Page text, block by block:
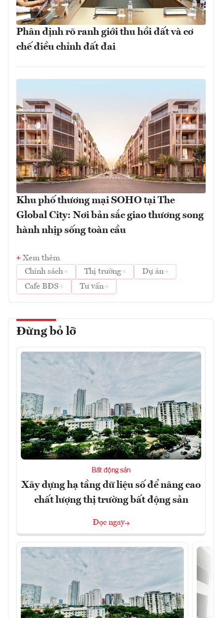
Phân định rõ ranh giới thu hồi đất và cơ
chế điều chỉnh đất đai
Khu phố thương mại SOHO tại The
Global City: Nơi bản sắc giao thương song
hành nhịp sống toàn cầu
Xem thêm
Chính sách
Thị trường
Dự án
Cafe BĐS
Tư vấn
Đừng bỏ lỡ
Bất động sản
Xây dựng hạ tầng dữ liệu số để nâng cao
chất lượng thị trường bất động sản
Đọc ngay